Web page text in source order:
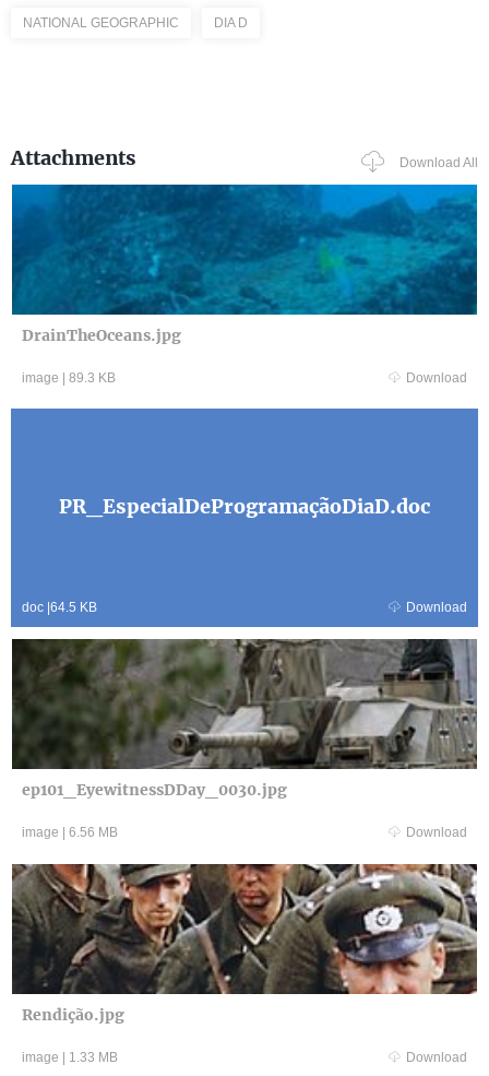
NATIONAL GEOGRAPHIC DIA D
Attachments Download All
DrainTheOceans.jpg
image 89.3 KB Download
PR_EspecialDeProgramaçãoDiaD.doc
doc 64.5 KB Download
ep101_EyewitnessDDay_0030.jpg
image 6.56 MB Download
Rendição.jpg
image 1.33 MB Download